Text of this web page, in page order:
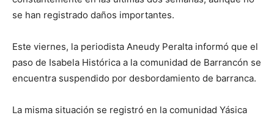
se han registrado daños importantes.
Este viernes, la periodista Aneudy Peralta informó que el
paso de Isabela Histórica a la comunidad de Barrancón se
encuentra suspendido por desbordamiento de barranca.
La misma situación se registró en la comunidad Yásica